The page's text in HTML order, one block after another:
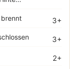
3+
brennt
3+
2+